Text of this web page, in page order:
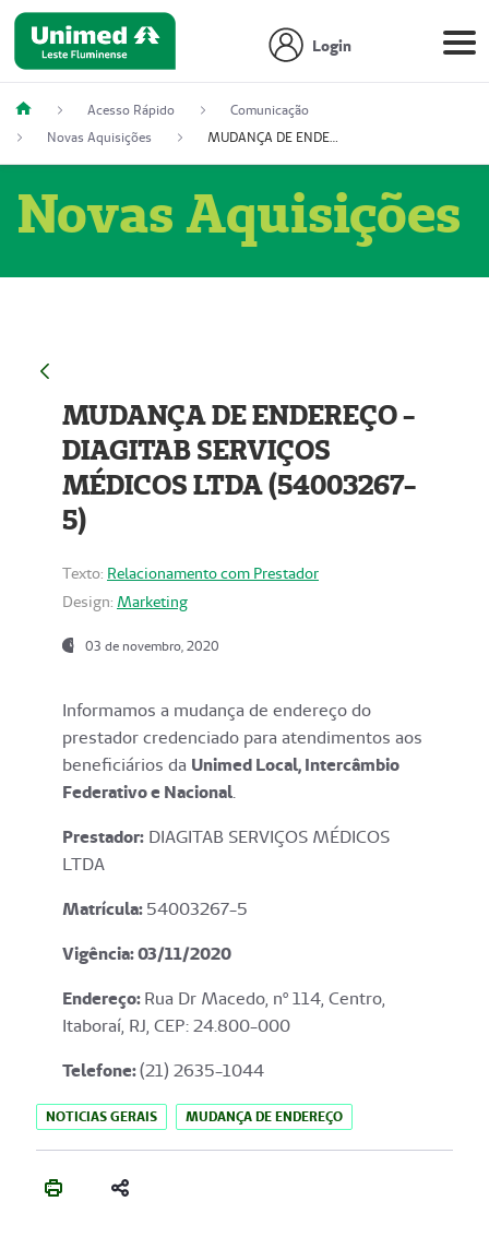
Login
Acesso Rápido
Comunicação
Novas Aquisições
MUDANÇA DE ENDEREÇO - DIAGITAB SERVIÇOS MÉDICOS LTDA (54003267-5)
Novas Aquisições
MUDANÇA DE ENDEREÇO -
DIAGITAB SERVIÇOS
MÉDICOS LTDA (54003267-
5)
Texto: Relacionamento com Prestador
Design: Marketing
03 de novembro, 2020
Informamos a mudança de endereço do
prestador credenciado para atendimentos aos
beneficiários da Unimed Local, Intercâmbio
Federativo e Nacional.
Prestador: DIAGITAB SERVIÇOS MÉDICOS
LTDA
Matrícula:54003267-5
Vigência: 03/11/2020
Endereço:Rua Dr Macedo, nº 114, Centro,
Itaboraí, RJ, CEP: 24.800-000
Telefone:(21) 2635-1044
NOTICIAS GERAIS MUDANÇA DE ENDEREÇO